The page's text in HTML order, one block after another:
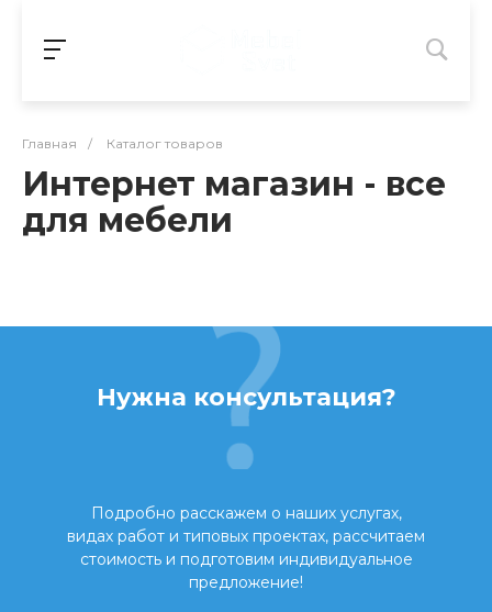
Главная / Каталог товаров
Интернет магазин - все
для мебели
Нужна консультация?
Подробно расскажем о наших услугах,
видах работ и типовых проектах, рассчитаем
стоимость и подготовим индивидуальное
предложение!